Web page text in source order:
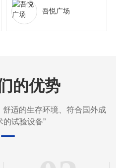
吾悦广场
的优势
舒适的生存环境、符合国外成
的试验设备”